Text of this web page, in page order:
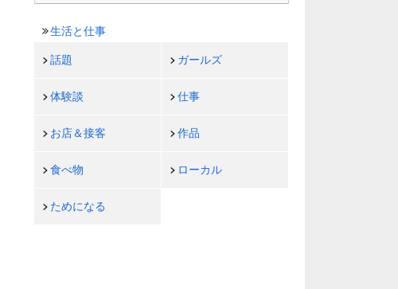
生活と仕事
話題 ガールズ
体験談 仕事
お店＆接客 作品
食べ物 ローカル
ためになる